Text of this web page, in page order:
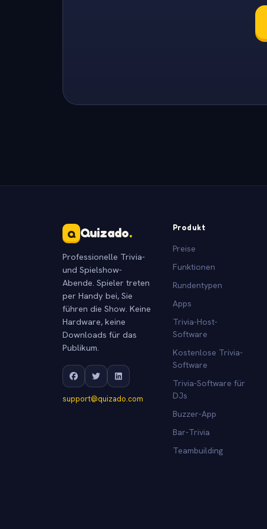
Q Quizado.
Professionelle Trivia-
und Spielshow-
Abende. Spieler treten
per Handy bei, Sie
führen die Show. Keine
Hardware, keine
Downloads für das
Publikum.
support@quizado.com
Produkt
Preise
Funktionen
Rundentypen
Apps
Trivia-Host-
Software
Kostenlose Trivia-
Software
Trivia-Software für
DJs
Buzzer-App
Bar-Trivia
Teambuilding